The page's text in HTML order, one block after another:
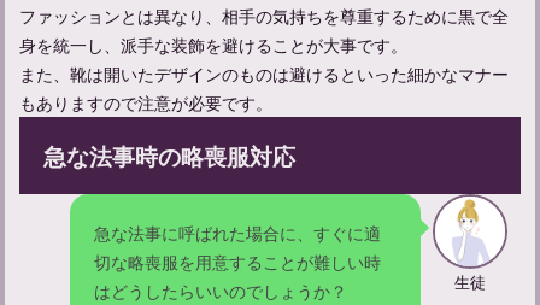
法事に参列する際のマナーガイド：準備から挨拶までを解説
ファッションとは異なり、相手の気持ちを尊重するために黒で全
身を統一し、派手な装飾を避けることが大事です。
また、靴は開いたデザインのものは避けるといった細かなマナー
もありますので注意が必要です。
急な法事時の略喪服対応
急な法事に呼ばれた場合に、すぐに適
切な略喪服を用意することが難しい時
はどうしたらいいのでしょうか？
生徒